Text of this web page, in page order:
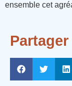
ensemble cet